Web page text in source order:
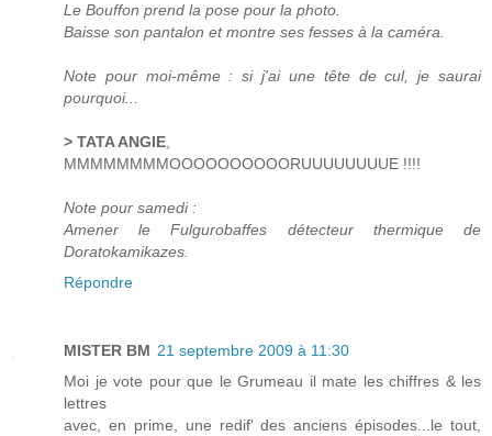
Le Bouffon prend la pose pour la photo.
Baisse son pantalon et montre ses fesses à la caméra.
Note pour moi-même : si j'ai une tête de cul, je saurai
pourquoi...
> TATA ANGIE
MMMMMMMMOOOOOOOOOORUUUUUUUUE !!!!
Note pour samedi :
Amener le Fulgurobaffes détecteur thermique de
Doratokamikazes.
Répondre
MISTER BM 21 septembre 2009 à 11:30
Moi je vote pour que le Grumeau il mate les chiffres & les
lettres
avec, en prime, une redif' des anciens épisodes...le tout,